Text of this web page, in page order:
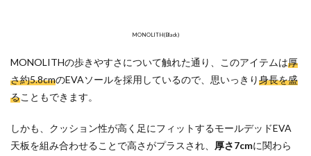
MONOLITH(Black)
MONOLITHの歩きやすさについて触れた通り、このアイテムは厚
さ約5.8cmのEVAソールを採用しているので、思いっきり身長を盛
ることもできます。
しかも、クッション性が⾼く足にフィットするモールデッドEVA
天板を組み合わせることで高さがプラスされ、 厚さ7cmに関わら